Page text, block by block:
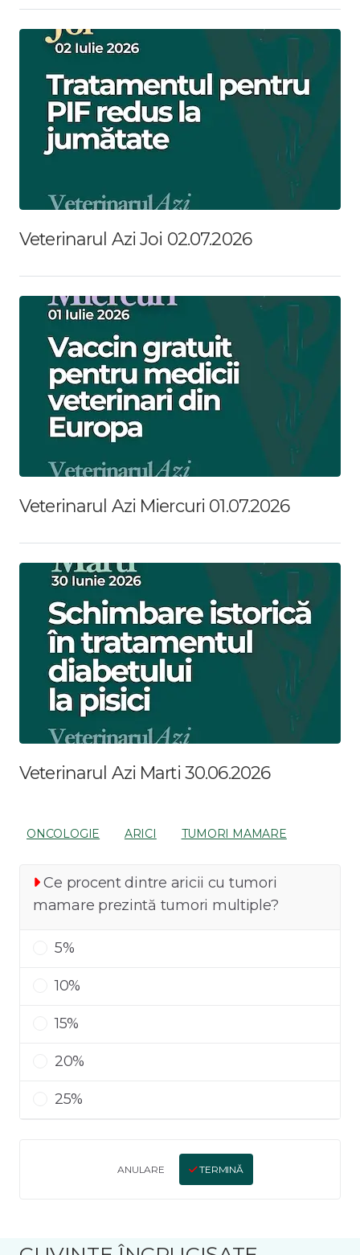
Veterinarul Azi Joi 02.07.2026
Veterinarul Azi Miercuri 01.07.2026
Veterinarul Azi Marti 30.06.2026
ONCOLOGIE ARICI TUMORI MAMARE
Ce procent dintre aricii cu tumori
mamare prezintă tumori multiple?
5%
10%
15%
20%
25%
ANULARE TERMINĂ